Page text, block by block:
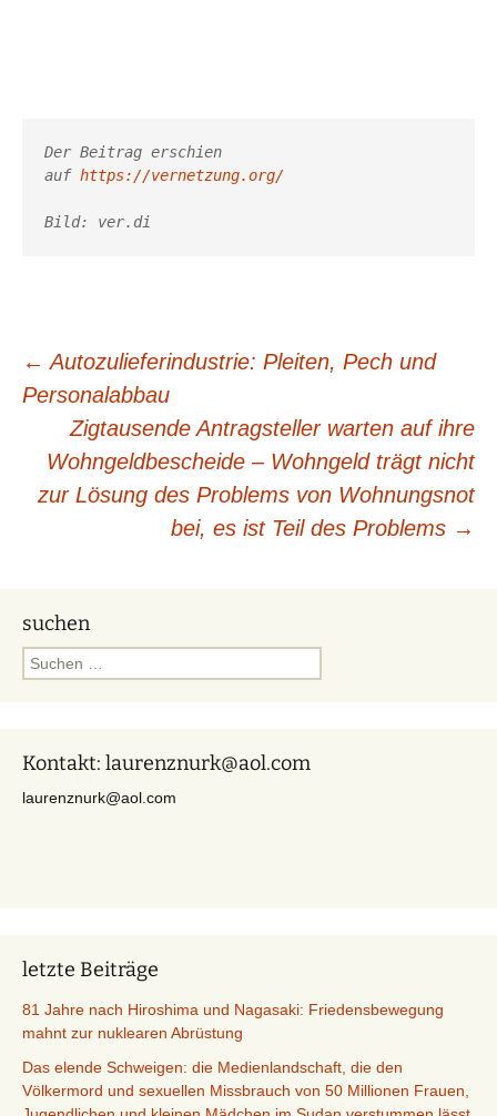
Der Beitrag erschien
auf https://vernetzung.org/
Bild: ver.di
Beitragsnavigation
← Autozulieferindustrie: Pleiten, Pech und
Personalabbau
Zigtausende Antragsteller warten auf ihre
Wohngeldbescheide – Wohngeld trägt nicht
zur Lösung des Problems von Wohnungsnot
bei, es ist Teil des Problems →
suchen
Suchen
nach:
Kontakt: laurenznurk@aol.com
laurenznurk@aol.com
letzte Beiträge
81 Jahre nach Hiroshima und Nagasaki: Friedensbewegung
mahnt zur nuklearen Abrüstung
Das elende Schweigen: die Medienlandschaft, die den
Völkermord und sexuellen Missbrauch von 50 Millionen Frauen,